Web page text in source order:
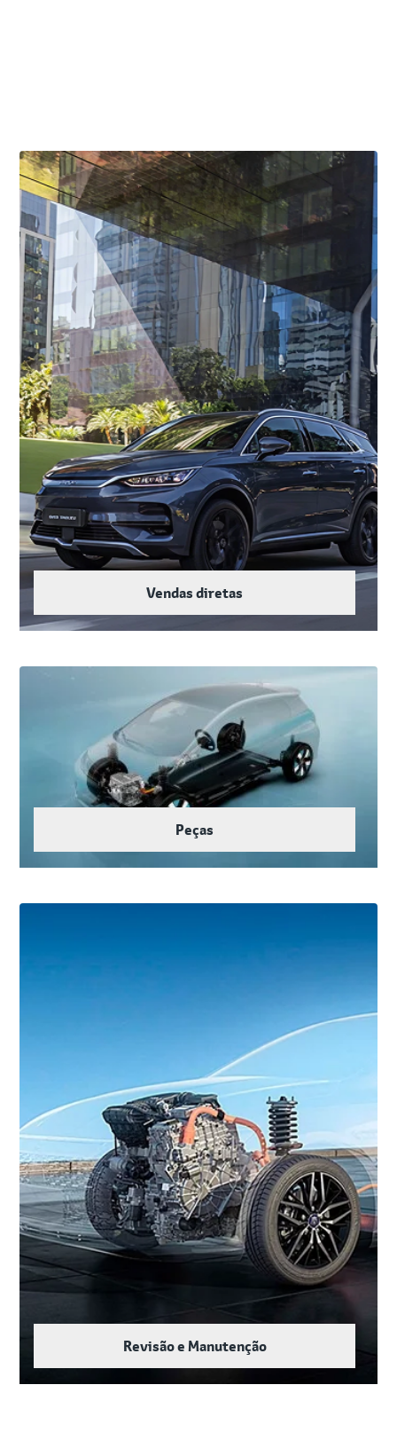
Vendas diretas
Peças
Revisão e Manutenção